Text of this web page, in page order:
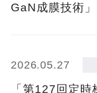
GaN成膜技術
2026.05.27
「第127回定